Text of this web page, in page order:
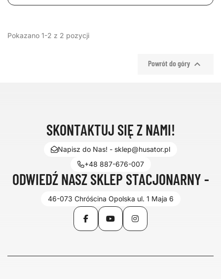
Pokazano 1-2 z 2 pozycji
Powrót do góry 
SKONTAKTUJ SIĘ Z NAMI!
Napisz do Nas! - sklep@husator.pl
+48 887-676-007
ODWIEDŹ NASZ SKLEP STACJONARNY -
46-073 Chróścina Opolska ul. 1 Maja 6
FacebookYouTubeInstagram